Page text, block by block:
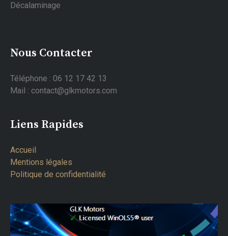
Décalaminage
Nous Contacter
Téléphone : 06 12 17 42 13
Mail : contact@glkmotors.com
Liens Rapides
Accueil
Mentions légales
Politique de confidentialité